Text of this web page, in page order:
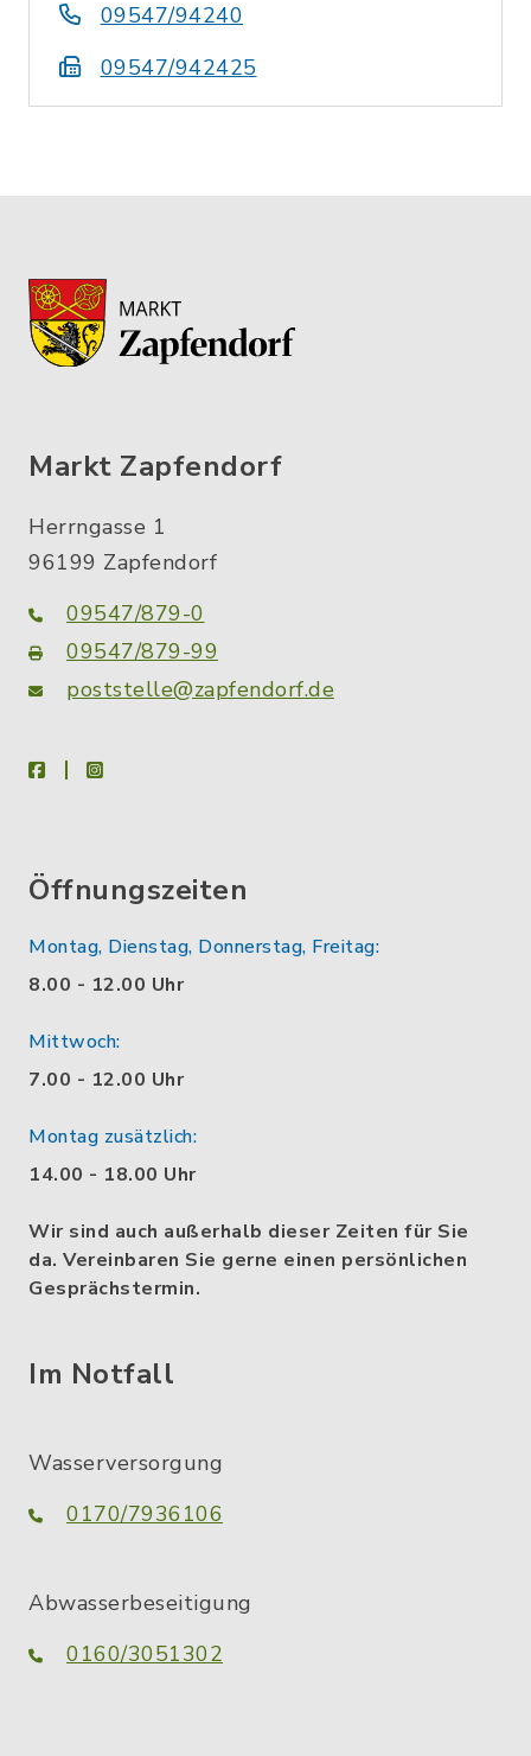
09547/94240
09547/942425
Markt Zapfendorf
Herrngasse 1
96199 Zapfendorf
09547/879-0
09547/879-99
poststelle@zapfendorf.de
facebookinstagram
Öffnungszeiten
Montag, Dienstag, Donnerstag, Freitag:
8.00 - 12.00 Uhr
Mittwoch:
7.00 - 12.00 Uhr
Montag zusätzlich:
14.00 - 18.00 Uhr
Wir sind auch außerhalb dieser Zeiten für Sie
da. Vereinbaren Sie gerne einen persönlichen
Gesprächstermin.
Im Notfall
Wasserversorgung
0170/7936106
Abwasserbeseitigung
0160/3051302